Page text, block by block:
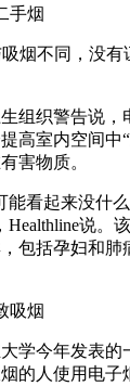
手烟
烟不同，没
组织警告说，
高室内空间中
害物质。
能看起来没什
Healthline说。
包括孕妇和
吸烟
学今年发表的
的人使用电